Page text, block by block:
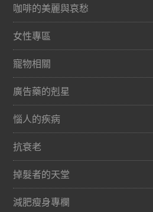
咖啡的美麗與哀愁
女性專區
寵物相關
廣告藥的剋星
惱人的疾病
抗衰老
掉髮者的天堂
減肥瘦身專欄